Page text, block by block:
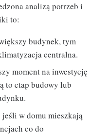
analizą potrzeb i
to:
budynek, tym
centralna.
moment na inwestycję
to etap budowy lub
jeśli w domu mieszkają
co do